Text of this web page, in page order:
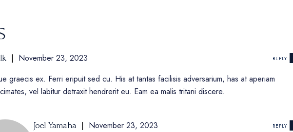
November 23, 2023 REPLY
graecis ex. Ferri eripuit sed cu. His at tantas facilisis adversarium, has at aperiam
vel labitur detraxit hendrerit eu. Eam ea malis tritani discere.
Joel Yamaha November 23, 2023 REPLY